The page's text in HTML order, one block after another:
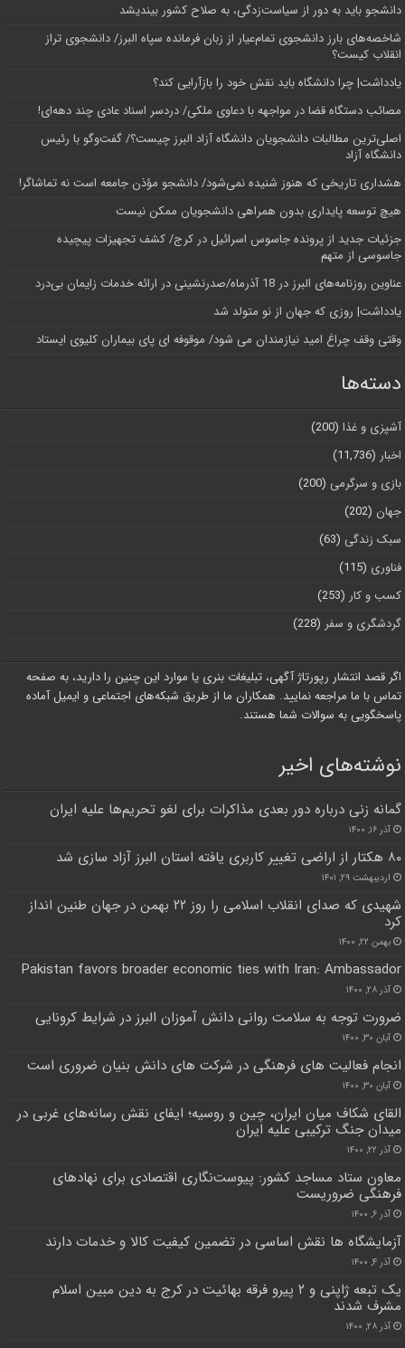
دانشجو باید به دور از سیاست‌زدگی، به صلاح کشور بیندیشد
شاخصه‌های بارز دانشجوی تمام‌عیار از زبان فرمانده سپاه البرز/ دانشجوی تراز
انقلاب کیست؟
یادداشت| چرا دانشگاه باید نقش خود را بازآرایی کند؟
مصائب دستگاه قضا در مواجهه با دعاوی ملکی/ دردسر اسناد عادی چند‌ دهه‌ای!
اصلی‌ترین مطالبات دانشجویان دانشگاه آزاد البرز چیست؟/ گفت‌وگو با رئیس
دانشگاه آز‌اد
هشداری تاریخی که هنوز شنیده نمی‌شود/ دانشجو مؤذن جامعه است نه تماشاگر!
هیچ توسعه پایداری بدون همراهی دانشجویان ممکن نیست
جزئیات جدید از پرونده جاسوس اسرائیل در کرج/‌ کشف تجهیزات پیچیده
جاسوسی از متهم
عناوین روزنامه‌های البرز در ‌18 آذرماه/صدرنشینی در ارائه خدمات زایمان بی‌درد
یادداشت| روزی که جهان از نو متولد شد
وقتی وقف چراغ امید نیازمندان می شود/ موقوفه ای پای بیماران کلیوی ایستاد
دسته‌ها
آشپزی و غذا (200)
اخبار (11,736)
بازی و سرگرمی (200)
جهان (202)
سبک زندگی (63)
فناوری (115)
کسب و کار (253)
گردشگری و سفر (228)
اگر قصد انتشار رپورتاژ آگهی، تبلیغات بنری یا موارد این چنین را دارید، به صفحه
تماس با ما مراجعه نمایید. همکاران ما از طریق شبکه‌های اجتماعی و ایمیل آماده
پاسخگویی به سوالات شما هستند.
نوشته‌های اخیر
گمانه زنی درباره دور بعدی مذاکرات برای لغو تحریم‌ها علیه ایران
آذر ۱۶, ۱۴۰۰
۸۰ هکتار از اراضی تغییر کاربری یافته استان البرز آزاد سازی شد
اردیبهشت ۲۹, ۱۴۰۱
شهیدی که صدای انقلاب اسلامی را روز ۲۲ بهمن در جهان طنین انداز
کرد
بهمن ۲۲, ۱۴۰۰
Pakistan favors broader economic ties with Iran: Ambassador
آذر ۲۸, ۱۴۰۰
ضرورت توجه به سلامت روانی دانش آموزان البرز در شرایط کرونایی
آبان ۳۰, ۱۴۰۰
انجام فعالیت های فرهنگی در شرکت های دانش بنیان ضروری است
آبان ۳۰, ۱۴۰۰
القای شکاف میان ایران، چین و روسیه؛ ایفای نقش رسانه‌های غربی در
میدان جنگ ترکیبی علیه ایران
آذر ۲۲, ۱۴۰۰
معاون ستاد مساجد کشور: پیوست‌نگاری اقتصادی برای نهادهای
فرهنگی ضروریست
آذر ۶, ۱۴۰۰
آزمایشگاه ها نقش اساسی در تضمین کیفیت کالا و خدمات دارند
آذر ۴, ۱۴۰۰
یک تبعه ژاپنی و ۲ پیرو فرقه بهائیت در کرج به دین مبین اسلام
مشرف شدند
آذر ۲۸, ۱۴۰۰